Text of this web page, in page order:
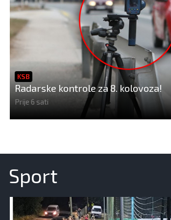
KSB
Radarske kontrole za 8. kolovoza!
Prije 6 sati
Sport